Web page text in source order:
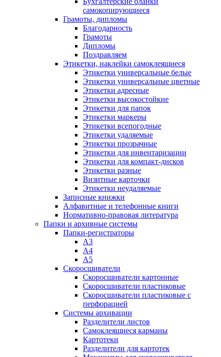
самокопирующиеся
Грамоты, дипломы
Благодарность
Грамоты
Дипломы
Поздравляем
Этикетки, наклейки самоклеящиеся
Этикетки универсальные белые
Этикетки универсальные цветные
Этикетки адресные
Этикетки высокостойкие
Этикетки для папок
Этикетки маркеры
Этикетки всепогодные
Этикетки удаляемые
Этикетки прозрачные
Этикетки для инвентаризации
Этикетки для компакт-дисков
Этикетки разные
Визитные карточки
Этикетки неудаляемые
Записные книжки
Алфавитные и телефонные книги
Нормативно-правовая литература
Папки и архивные системы
Папки-регистраторы
А3
А4
А5
Скоросшиватели
Скоросшиватели картонные
Скоросшиватели пластиковые
Скоросшиватели пластиковые с
перфорацией
Системы архивации
Разделители листов
Самоклеящиеся карманы
Картотеки
Разделители для картотек